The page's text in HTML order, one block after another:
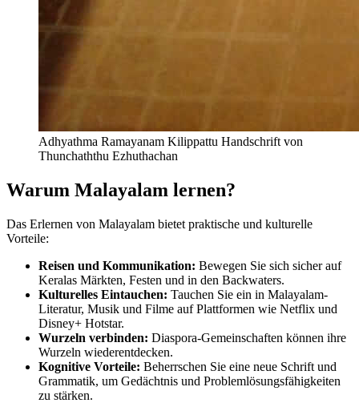
Adhyathma Ramayanam Kilippattu Handschrift von
Thunchaththu Ezhuthachan
Warum Malayalam lernen?
Das Erlernen von Malayalam bietet praktische und kulturelle
Vorteile:
Reisen und Kommunikation: Bewegen Sie sich sicher auf
Keralas Märkten, Festen und in den Backwaters.
Kulturelles Eintauchen: Tauchen Sie ein in Malayalam-
Literatur, Musik und Filme auf Plattformen wie Netflix und
Disney+ Hotstar.
Wurzeln verbinden: Diaspora-Gemeinschaften können ihre
Wurzeln wiederentdecken.
Kognitive Vorteile: Beherrschen Sie eine neue Schrift und
Grammatik, um Gedächtnis und Problemlösungsfähigkeiten
zu stärken.